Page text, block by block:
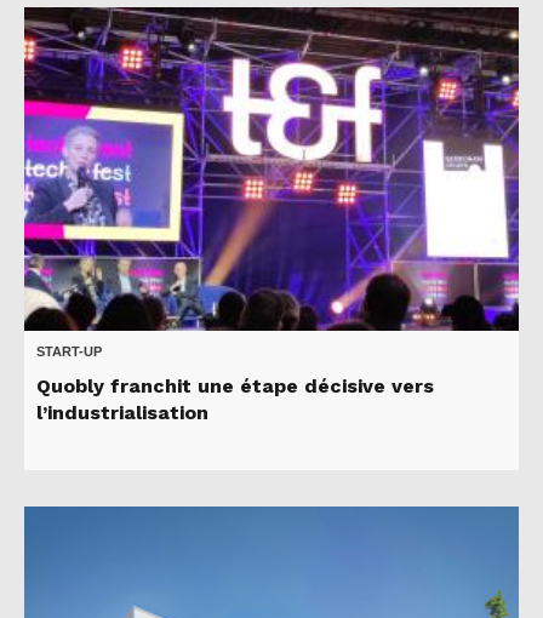
START-UP
Quobly franchit une étape décisive vers
l’industrialisation